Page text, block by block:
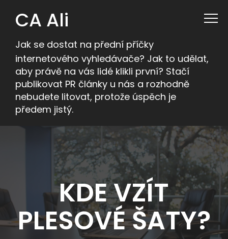
CA Ali
Jak se dostat na přední příčky
internetového vyhledávače? Jak to udělat,
aby právě na vás lidé klikli první? Stačí
publikovat PR články u nás a rozhodně
nebudete litovat, protože úspěch je
předem jistý.
KDE VZÍT
PLESOVÉ ŠATY?